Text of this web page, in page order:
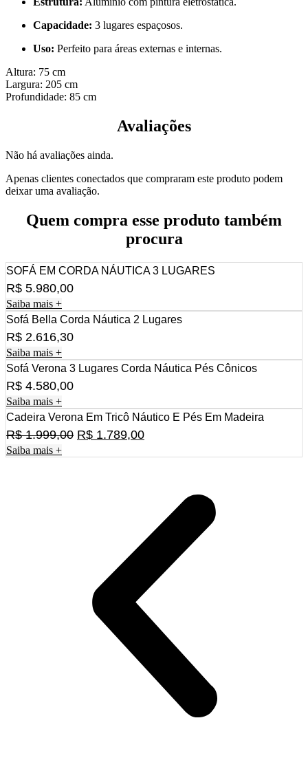
Capacidade: 3 lugares espaçosos.
Uso: Perfeito para áreas externas e internas.
Altura: 75 cm
Largura: 205 cm
Profundidade: 85 cm
Avaliações
Não há avaliações ainda.
Apenas clientes conectados que compraram este produto podem
deixar uma avaliação.
Quem compra esse produto também
procura
SOFÁ EM CORDA NÁUTICA 3 LUGARES
R$ 5.980,00
Saiba mais +
Sofá Bella Corda Náutica 2 Lugares
R$ 2.616,30
Saiba mais +
Sofá Verona 3 Lugares Corda Náutica Pés Cônicos
R$ 4.580,00
Saiba mais +
Cadeira Verona Em Tricô Náutico E Pés Em Madeira
R$1.999,00 O
R$ 1.789,00O
R$ 1.789,00.
Saiba mais +